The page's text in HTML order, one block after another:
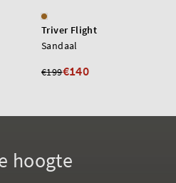
Triver Flight
Sandaal
€199€140
hoogte